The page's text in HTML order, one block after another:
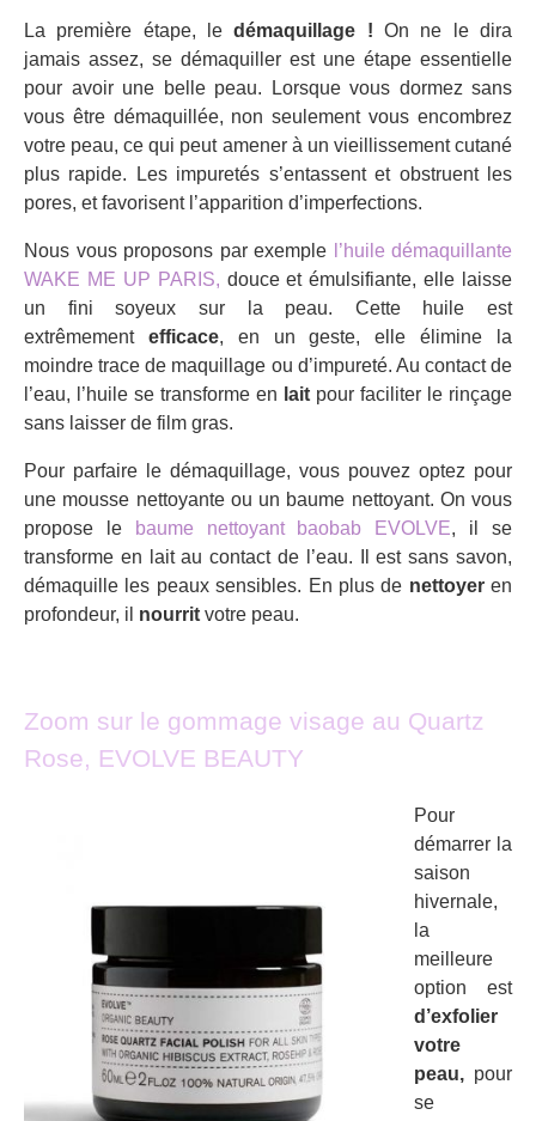
La première étape, ledémaquillage !On ne le dira
jamais assez, se démaquiller est une étape essentielle
pour avoir une belle peau. Lorsque vous dormez sans
vous être démaquillée, non seulement vous encombrez
votre peau, ce qui peut amener à un vieillissement cutané
plus rapide. Les impuretés s’entassent et obstruent les
pores, et favorisent l’apparition d’imperfections.
Nous vous proposons par exemple
l’huile démaquillante
WAKE ME UP PARIS, douce et émulsifiante, elle laisse
un fini soyeux sur la peau. Cette huile est
extrêmement efficace, en un geste, elle élimine la
moindre trace de maquillage ou d’impureté. Au contact de
l’eau, l’huile se transforme en lait pour faciliter le rinçage
sans laisser de film gras.
Pour parfaire le démaquillage, vous pouvez optez pour
une mousse nettoyante ou un baume nettoyant. On vous
propose le
baume nettoyant baobab EVOLVE, il se
transforme en lait au contact de l’eau. Il est sans savon,
démaquille les peaux sensibles. En plus de nettoyeren
profondeur, il nourrit votre peau.
Zoom sur le gommage visage au Quartz
Rose, EVOLVE BEAUTY
Pour
démarrer la
saison
hivernale,
la
meilleure
option est
d’exfolier
votre
peau, pour
se